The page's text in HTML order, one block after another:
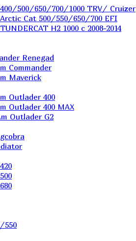
500/650/700/1000 TRV/ Cruizer
Cat 500/550/650/700 EFI
H2 1000 c 2008-2014
Renegad
Commander
Maverick
Outlader 400
Outlader 400 MAX
Outlader G2
550